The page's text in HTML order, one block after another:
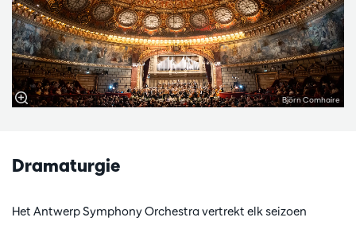
Björn Comhaire
Dramaturgie
Het Antwerp Symphony Orchestra vertrekt elk seizoen